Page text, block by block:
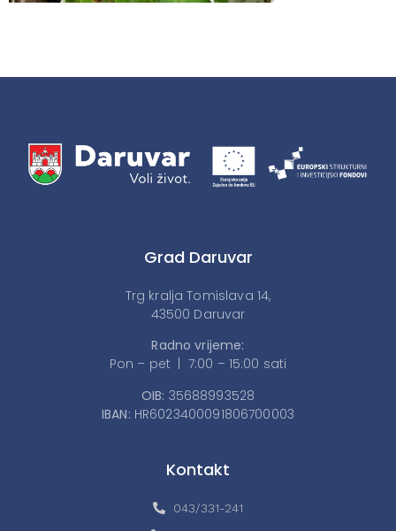
Grad Daruvar
Trg kralja Tomislava 14,
43500 Daruvar
Radno vrijeme:
Pon – pet | 7:00 – 15:00 sati
OIB: 35688993528
IBAN: HR6023400091806700003
Kontakt
043/331-241